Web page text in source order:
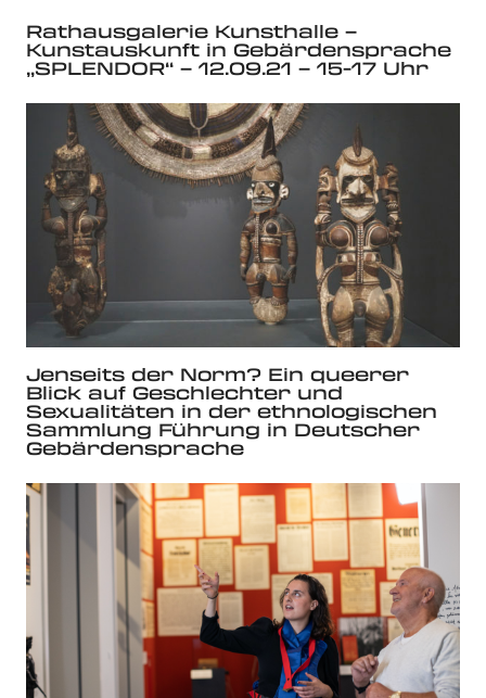
Rathausgalerie Kunsthalle –
Kunstauskunft in Gebärdensprache
„SPLENDOR“ – 12.09.21 – 15-17 Uhr
Jenseits der Norm? Ein queerer
Blick auf Geschlechter und
Sexualitäten in der ethnologischen
Sammlung Führung in Deutscher
Gebärdensprache